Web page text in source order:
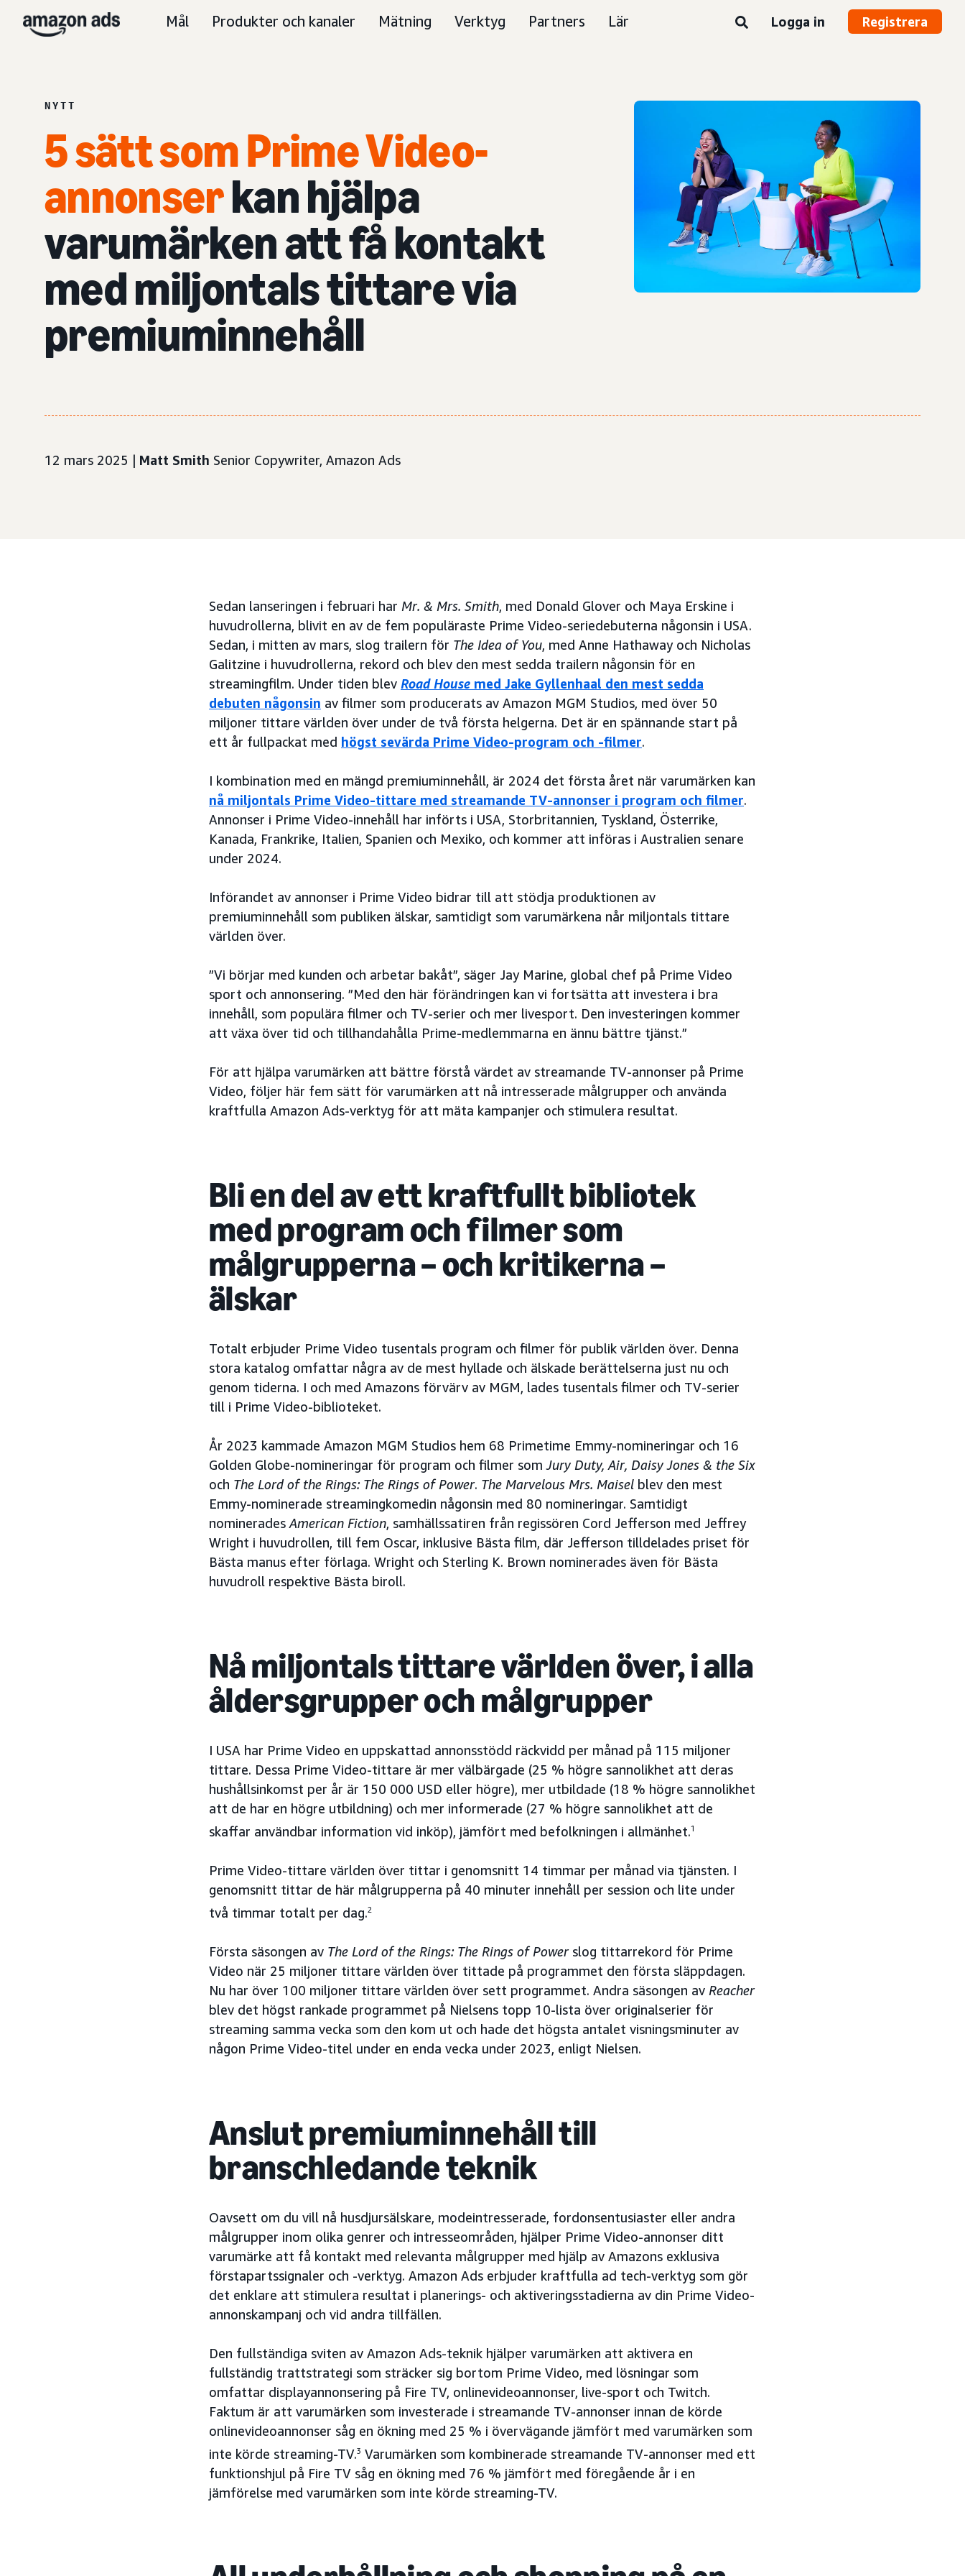
Mål Produkter och kanaler Mätning Verktyg Partners Lär Logga in Registrera
NYTT
5 sätt som Prime Video-
annonserkan hjälpa
varumärken att få kontakt
med miljontals tittare via
premiuminnehåll
12 mars 2025 | Matt Smith Senior Copywriter, Amazon Ads
Sedan lanseringen i februari har Mr. & Mrs. Smith, med Donald Glover och Maya Erskine i
huvudrollerna, blivit en av de fem populäraste Prime Video-seriedebuterna någonsin i USA.
Sedan, i mitten av mars, slog trailern för The Idea of You, med Anne Hathaway och Nicholas
Galitzine i huvudrollerna, rekord och blev den mest sedda trailern någonsin för en
streamingfilm. Under tiden blev Road House med Jake Gyllenhaal den mest sedda
debuten någonsin av filmer som producerats av Amazon MGM Studios, med över 50
miljoner tittare världen över under de två första helgerna. Det är en spännande start på
ett år fullpackat med högst sevärda Prime Video-program och -filmer.
I kombination med en mängd premiuminnehåll, är 2024 det första året när varumärken kan
nå miljontals Prime Video-tittare med streamande TV-annonser i program och filmer.
Annonser i Prime Video-innehåll har införts i USA, Storbritannien, Tyskland, Österrike,
Kanada, Frankrike, Italien, Spanien och Mexiko, och kommer att införas i Australien senare
under 2024.
Införandet av annonser i Prime Video bidrar till att stödja produktionen av
premiuminnehåll som publiken älskar, samtidigt som varumärkena når miljontals tittare
världen över.
”Vi börjar med kunden och arbetar bakåt”, säger Jay Marine, global chef på Prime Video
sport och annonsering. ”Med den här förändringen kan vi fortsätta att investera i bra
innehåll, som populära filmer och TV-serier och mer livesport. Den investeringen kommer
att växa över tid och tillhandahålla Prime-medlemmarna en ännu bättre tjänst.”
För att hjälpa varumärken att bättre förstå värdet av streamande TV-annonser på Prime
Video, följer här fem sätt för varumärken att nå intresserade målgrupper och använda
kraftfulla Amazon Ads-verktyg för att mäta kampanjer och stimulera resultat.
Bli en del av ett kraftfullt bibliotek
med program och filmer som
målgrupperna – och kritikerna –
älskar
Totalt erbjuder Prime Video tusentals program och filmer för publik världen över. Denna
stora katalog omfattar några av de mest hyllade och älskade berättelserna just nu och
genom tiderna. I och med Amazons förvärv av MGM, lades tusentals filmer och TV-serier
till i Prime Video-biblioteket.
År 2023 kammade Amazon MGM Studios hem 68 Primetime Emmy-nomineringar och 16
Golden Globe-nomineringar för program och filmer somJury Duty, Air, Daisy Jones & the Six
och The Lord of the Rings: The Rings of Power. The Marvelous Mrs. Maisel blev den mest
Emmy-nominerade streamingkomedin någonsin med 80 nomineringar. Samtidigt
nominerades American Fiction, samhällssatiren från regissören Cord Jefferson med Jeffrey
Wright i huvudrollen, till fem Oscar, inklusive Bästa film, där Jefferson tilldelades priset för
Bästa manus efter förlaga. Wright och Sterling K. Brown nominerades även för Bästa
huvudroll respektive Bästa biroll.
Nå miljontals tittare världen över, i alla
åldersgrupper och målgrupper
I USA har Prime Video en uppskattad annonsstödd räckvidd per månad på 115 miljoner
tittare. Dessa Prime Video-tittare är mer välbärgade (25 % högre sannolikhet att deras
hushållsinkomst per år är 150 000 USD eller högre), mer utbildade (18 % högre sannolikhet
att de har en högre utbildning) och mer informerade (27 % högre sannolikhet att de
skaffar användbar information vid inköp), jämfört med befolkningen i allmänhet.1
Prime Video-tittare världen över tittar i genomsnitt 14 timmar per månad via tjänsten. I
genomsnitt tittar de här målgrupperna på 40 minuter innehåll per session och lite under
två timmar totalt per dag.2
Första säsongen av The Lord of the Rings: The Rings of Powerslog tittarrekord för Prime
Video när 25 miljoner tittare världen över tittade på programmet den första släppdagen.
Nu har över 100 miljoner tittare världen över sett programmet. Andra säsongen av Reacher
blev det högst rankade programmet på Nielsens topp 10-lista över originalserier för
streaming samma vecka som den kom ut och hade det högsta antalet visningsminuter av
någon Prime Video-titel under en enda vecka under 2023, enligt Nielsen.
Anslut premiuminnehåll till
branschledande teknik
Oavsett om du vill nå husdjursälskare, modeintresserade, fordonsentusiaster eller andra
målgrupper inom olika genrer och intresseområden, hjälper Prime Video-annonser ditt
varumärke att få kontakt med relevanta målgrupper med hjälp av Amazons exklusiva
förstapartssignaler och -verktyg. Amazon Ads erbjuder kraftfulla ad tech-verktyg som gör
det enklare att stimulera resultat i planerings- och aktiveringsstadierna av din Prime Video-
annonskampanj och vid andra tillfällen.
Den fullständiga sviten av Amazon Ads-teknik hjälper varumärken att aktivera en
fullständig trattstrategi som sträcker sig bortom Prime Video, med lösningar som
omfattar displayannonsering på Fire TV, onlinevideoannonser, live-sport och Twitch.
Faktum är att varumärken som investerade i streamande TV-annonser innan de körde
onlinevideoannonser såg en ökning med 25 % i övervägande jämfört med varumärken som
inte körde streaming-TV.3 Varumärken som kombinerade streamande TV-annonser med ett
funktionshjul på Fire TV såg en ökning med 76 % jämfört med föregående år i en
jämförelse med varumärken som inte körde streaming-TV.